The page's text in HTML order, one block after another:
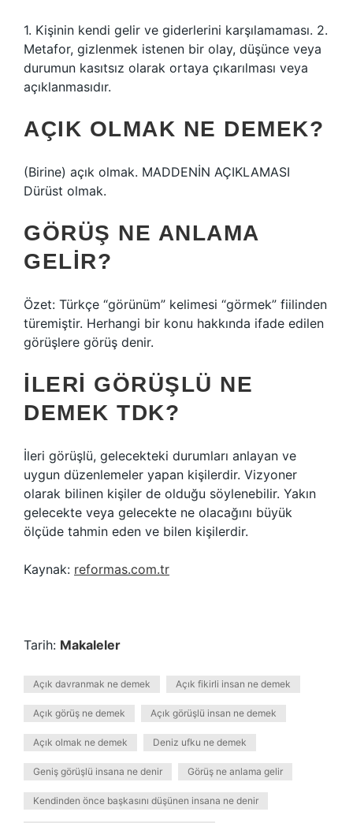
1. Kişinin kendi gelir ve giderlerini karşılamaması. 2.
Metafor, gizlenmek istenen bir olay, düşünce veya
durumun kasıtsız olarak ortaya çıkarılması veya
açıklanmasıdır.
AÇIK OLMAK NE DEMEK?
(Birine) açık olmak. MADDENİN AÇIKLAMASI
Dürüst olmak.
GÖRÜŞ NE ANLAMA
GELIR?
Özet: Türkçe “görünüm” kelimesi “görmek” fiilinden
türemiştir. Herhangi bir konu hakkında ifade edilen
görüşlere görüş denir.
İLERI GÖRÜŞLÜ NE
DEMEK TDK?
İleri görüşlü, gelecekteki durumları anlayan ve
uygun düzenlemeler yapan kişilerdir. Vizyoner
olarak bilinen kişiler de olduğu söylenebilir. Yakın
gelecekte veya gelecekte ne olacağını büyük
ölçüde tahmin eden ve bilen kişilerdir.
Kaynak: reformas.com.tr
Tarih: Makaleler
Açık davranmak ne demek Açık fikirli insan ne demek
Açık görüş ne demek Açık görüşlü insan ne demek
Açık olmak ne demek Deniz ufku ne demek
Geniş görüşlü insana ne denir Görüş ne anlama gelir
Kendinden önce başkasını düşünen insana ne denir